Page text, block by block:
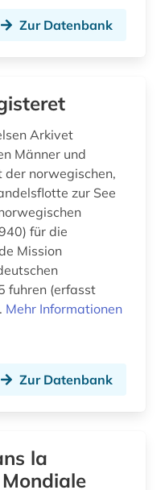
Zur Datenbank
Arkivet
Männer und
zur See
die
Mission
fuhren (erfasst
Mehr Informationen
Zur Datenbank
la